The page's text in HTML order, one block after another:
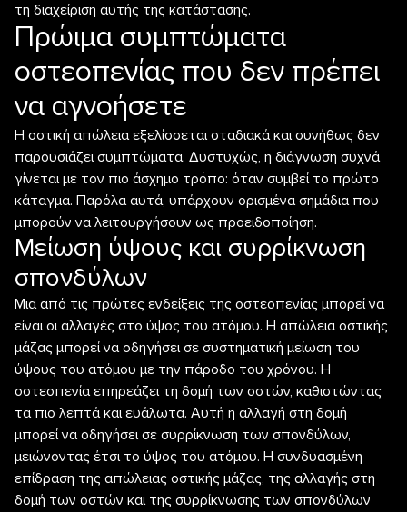
τη διαχείριση αυτής της κατάστασης.
Πρώιμα συμπτώματα
οστεοπενίας που δεν πρέπει
να αγνοήσετε
Η οστική απώλεια εξελίσσεται σταδιακά και συνήθως δεν
παρουσιάζει συμπτώματα. Δυστυχώς, η διάγνωση συχνά
γίνεται με τον πιο άσχημο τρόπο: όταν συμβεί το πρώτο
κάταγμα. Παρόλα αυτά, υπάρχουν ορισμένα σημάδια που
μπορούν να λειτουργήσουν ως προειδοποίηση.
Μείωση ύψους και συρρίκνωση
σπονδύλων
Μια από τις πρώτες ενδείξεις της οστεοπενίας μπορεί να
είναι οι αλλαγές στο ύψος του ατόμου. Η απώλεια οστικής
μάζας μπορεί να οδηγήσει σε συστηματική μείωση του
ύψους του ατόμου με την πάροδο του χρόνου. Η
οστεοπενία επηρεάζει τη δομή των οστών, καθιστώντας
τα πιο λεπτά και ευάλωτα. Αυτή η αλλαγή στη δομή
μπορεί να οδηγήσει σε συρρίκνωση των σπονδύλων,
μειώνοντας έτσι το ύψος του ατόμου. Η συνδυασμένη
επίδραση της απώλειας οστικής μάζας, της αλλαγής στη
δομή των οστών και της συρρίκνωσης των σπονδύλων